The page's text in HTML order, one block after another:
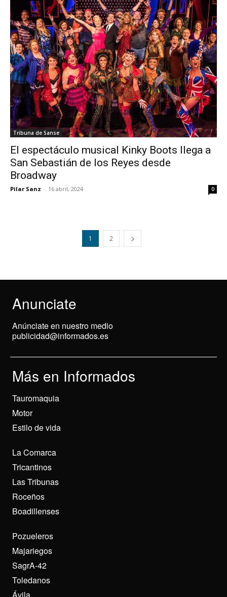
Tribuna de Sanse
El espectáculo musical Kinky Boots llega a
San Sebastián de los Reyes desde
Broadway
Pilar Sanz - 16 abril, 2024 0
1 2
Anunciate
Anúnciate en nuestro medio
publicidad@informados.es
Más en Informados
Tauromaquia
Motor
Estilo de vida
La Comarca
Tricantinos
Las Tribunas
Roceños
Boadillenses
Pozueleros
Majariegos
SagrA-42
Toledanos